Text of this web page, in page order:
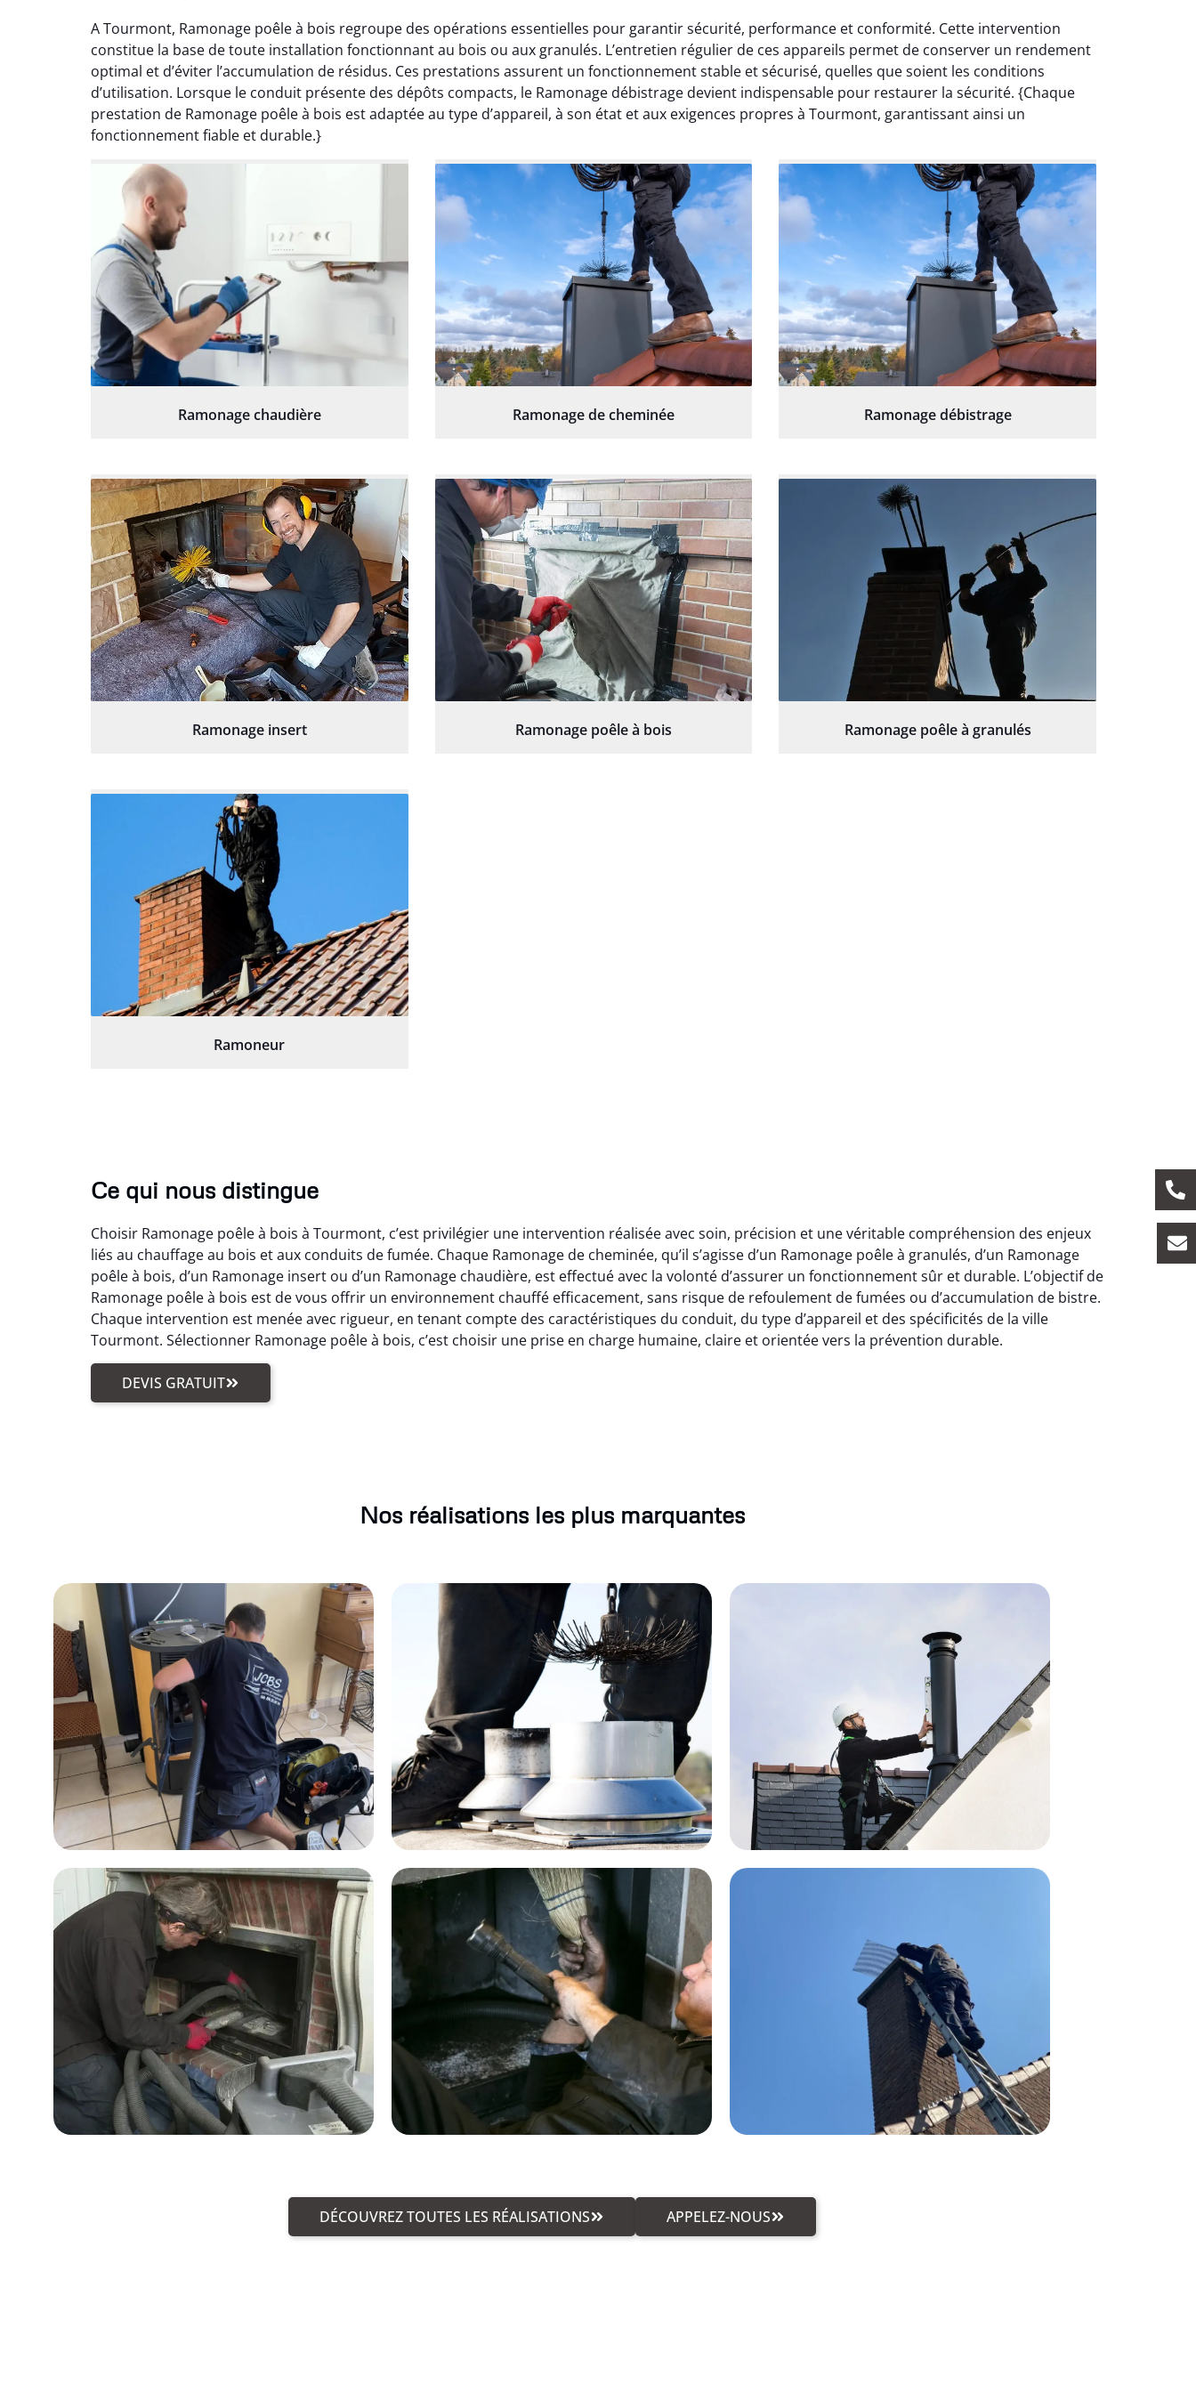
A Tourmont, Ramonage poêle à bois regroupe des opérations essentielles pour garantir sécurité, performance et conformité. Cette intervention
constitue la base de toute installation fonctionnant au bois ou aux granulés. L’entretien régulier de ces appareils permet de conserver un rendement
optimal et d’éviter l’accumulation de résidus. Ces prestations assurent un fonctionnement stable et sécurisé, quelles que soient les conditions
d’utilisation. Lorsque le conduit présente des dépôts compacts, le Ramonage débistrage devient indispensable pour restaurer la sécurité. {Chaque
prestation de Ramonage poêle à bois est adaptée au type d’appareil, à son état et aux exigences propres à Tourmont, garantissant ainsi un
fonctionnement fiable et durable.}
Ramonage chaudière Ramonage de cheminée Ramonage débistrage
Ramonage insert Ramonage poêle à bois Ramonage poêle à granulés
Ramoneur
Ce qui nous distingue
Choisir Ramonage poêle à bois à Tourmont, c’est privilégier une intervention réalisée avec soin, précision et une véritable compréhension des enjeux
liés au chauffage au bois et aux conduits de fumée. Chaque Ramonage de cheminée, qu’il s’agisse d’un Ramonage poêle à granulés, d’un Ramonage
poêle à bois, d’un Ramonage insert ou d’un Ramonage chaudière, est effectué avec la volonté d’assurer un fonctionnement sûr et durable. L’objectif de
Ramonage poêle à bois est de vous offrir un environnement chauffé efficacement, sans risque de refoulement de fumées ou d’accumulation de bistre.
Chaque intervention est menée avec rigueur, en tenant compte des caractéristiques du conduit, du type d’appareil et des spécificités de la ville
Tourmont. Sélectionner Ramonage poêle à bois, c’est choisir une prise en charge humaine, claire et orientée vers la prévention durable.
DEVIS GRATUIT
Nos réalisations les plus marquantes
DÉCOUVREZ TOUTES LES RÉALISATIONS APPELEZ-NOUS